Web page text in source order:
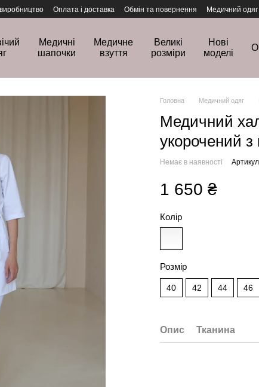
Оплата і доставка Обмін та повернення Медичний
Медичні
шапочки
Медичне
взуття
Великі
розміри
Нові
моделі
Головна Медичний одяг
Медичний
укорочений
Немає в наявності
1 650 ₴
Колір
Розмір
40 42 44 46
Опис Тканина